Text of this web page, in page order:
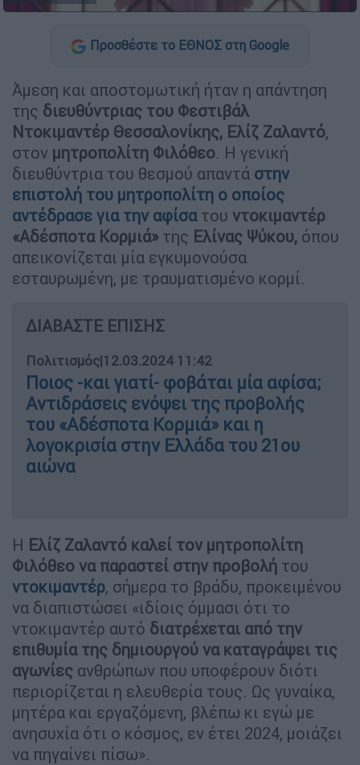
Προσθέστε το ΕΘΝΟΣ στη Google
Άμεση και αποστομωτική ήταν η απάντηση
της διευθύντριας του Φεστιβάλ
Ντοκιμαντέρ Θεσσαλονίκης, Ελίζ Ζαλαντό,
στον μητροπολίτη Φιλόθεο. Η γενική
διευθύντρια του θεσμού απαντά στην
επιστολή του μητροπολίτη ο οποίος
αντέδρασε για την αφίσα του ντοκιμαντέρ
«Αδέσποτα Κορμιά» της Ελίνας Ψύκου, όπου
απεικονίζεται μία εγκυμονούσα
εσταυρωμένη, με τραυματισμένο κορμί.
ΔΙΑΒΑΣΤΕ ΕΠΙΣΗΣ
Πολιτισμός|12.03.2024 11:42
Ποιος -και γιατί- φοβάται μία αφίσα;
Αντιδράσεις ενόψει της προβολής
του «Αδέσποτα Κορμιά» και η
λογοκρισία στην Ελλάδα του 21ου
αιώνα
Η Ελίζ Ζαλαντό καλεί τον μητροπολίτη
Φιλόθεο να παραστεί στην προβολή του
ντοκιμαντέρ, σήμερα το βράδυ, προκειμένου
να διαπιστώσει «ιδίοις όμμασι ότι το
ντοκιμαντέρ αυτό διατρέχεται από την
επιθυμία της δημιουργού να καταγράψει τις
αγωνίες ανθρώπων που υποφέρουν διότι
περιορίζεται η ελευθερία τους. Ως γυναίκα,
μητέρα και εργαζόμενη, βλέπω κι εγώ με
ανησυχία ότι ο κόσμος, εν έτει 2024, μοιάζει
να πηγαίνει πίσω».